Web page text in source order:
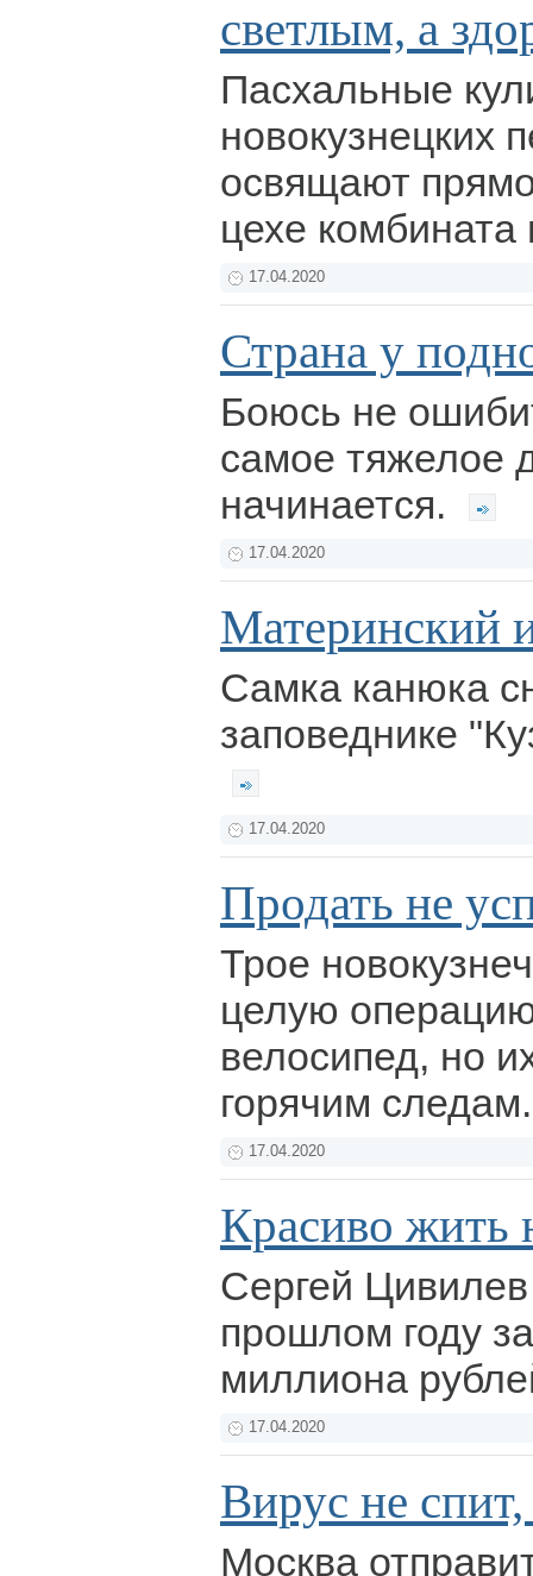
светлым, а
Пасхальные
новокузнецких
освящают
цехе
17.04.2020
Страна у
Боюсь не
самое тяжелое
начинается.
17.04.2020
Материнский
Самка канюка
заповеднике
17.04.2020
Продать не
Трое
целую
велосипед, но
горячим
17.04.2020
Красиво жить
Сергей Цивилев
прошлом году
миллиона
17.04.2020
Вирус не
Москва